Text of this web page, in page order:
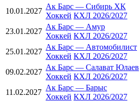
10.01.2027
Ак Барс — Сибирь ХК
Хоккей КХЛ 2026/2027
23.01.2027
Ак Барс — Амур
Хоккей КХЛ 2026/2027
25.01.2027
Ак Барс — Автомобилист
Хоккей КХЛ 2026/2027
09.02.2027
Ак Барс — Салават Юлаев
Хоккей КХЛ 2026/2027
11.02.2027
Ак Барс — Барыс
Хоккей КХЛ 2026/2027